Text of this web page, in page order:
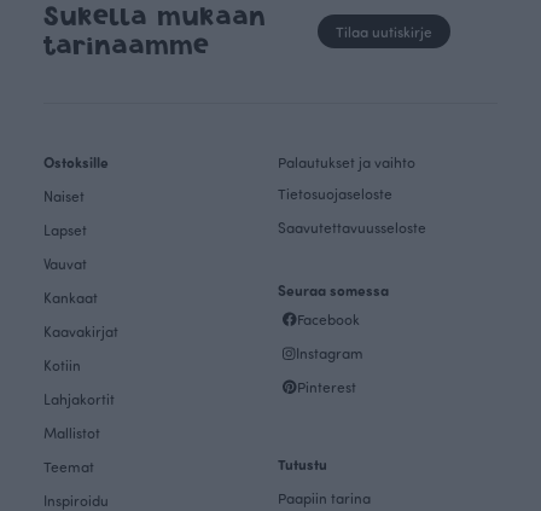
Sukella mukaan
tarinaamme
Tilaa uutiskirje
Ostoksille
Naiset
Lapset
Vauvat
Kankaat
Kaavakirjat
Kotiin
Lahjakortit
Mallistot
Teemat
Inspiroidu
Palautukset ja vaihto
Tietosuojaseloste
Saavutettavuusseloste
Seuraa somessa
Facebook
Instagram
Pinterest
Tutustu
Paapiin tarina